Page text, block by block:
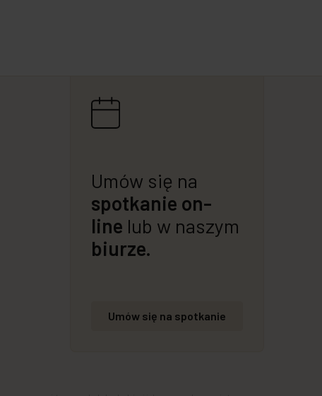
Umów się na
spotkanie on-
line lub w naszym
biurze.
Umów się na spotkanie